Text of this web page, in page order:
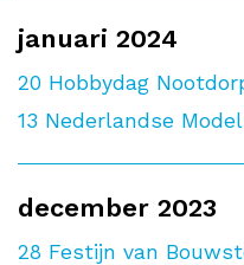
januari 2024
20 Hobbydag
13 Nederlandse
december 2023
28 Festijn van